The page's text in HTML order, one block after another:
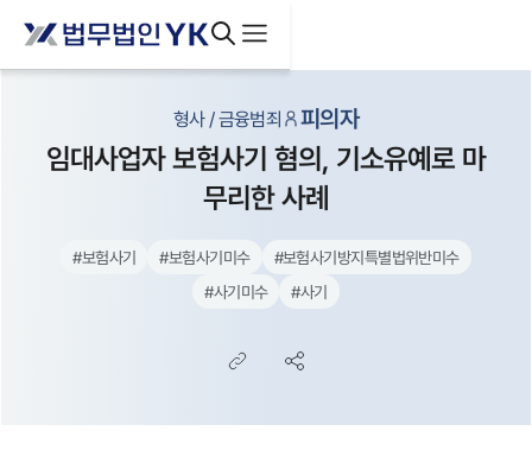
형사 / 금융범죄 피의자
임대사업자 보험사기 혐의, 기소유예로 마
무리한 사례
#보험사기 #보험사기미수 #보험사기방지특별법위반미수
#사기미수 #사기